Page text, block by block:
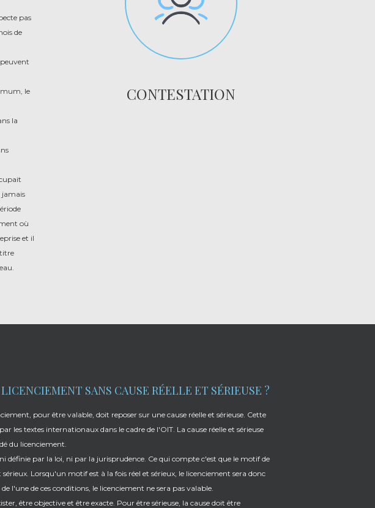
pas
de
le
la
jamais
où
et il
CONTESTATION
SANS CAUSE RÉELLE ET SÉRIEUSE ?
pour être valable, doit reposer sur une cause réelle et sérieuse. Cette
les textes internationaux dans le cadre de l'OIT. La cause réelle et sérieuse
du licenciement.
ni définie par la loi, ni par la jurisprudence. Ce qui compte c'est que le motif de
Lorsqu'un motif est à la fois réel et sérieux, le licenciement sera donc
l'une de ces conditions, le licenciement ne sera pas valable.
être objective et être exacte. Pour être sérieuse, la cause doit être